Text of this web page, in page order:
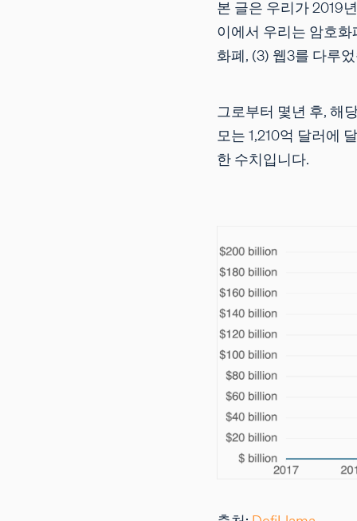
본 글은 우리가 2019
이에서 우리는 암호
화폐, (3) 웹3를 다루
그로부터 몇년 후, 해
모는 1,210억 달러에
한 수치입니다.